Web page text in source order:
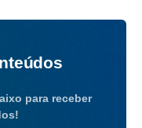
para receber